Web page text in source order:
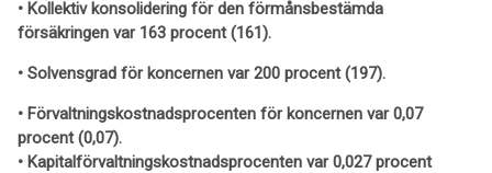
• Kollektiv konsolidering för den förmånsbestämda
försäkringen var 163 procent (161).
• Solvensgrad för koncernen var 200 procent (197).
• Förvaltningskostnadsprocenten för koncernen var 0,07
procent (0,07).
• Kapitalförvaltningskostnadsprocenten var 0,027 procent